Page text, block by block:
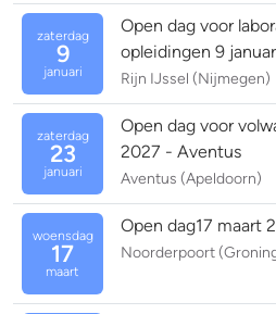
zaterdag
9
januari
Open dag voor
opleidingen 9
Rijn IJssel (Nijmegen)
zaterdag
23
januari
Open dag voor
2027 - Aventus
Aventus (Apeldoorn)
woensdag
17
maart
Open dag17 maart
Noorderpoort